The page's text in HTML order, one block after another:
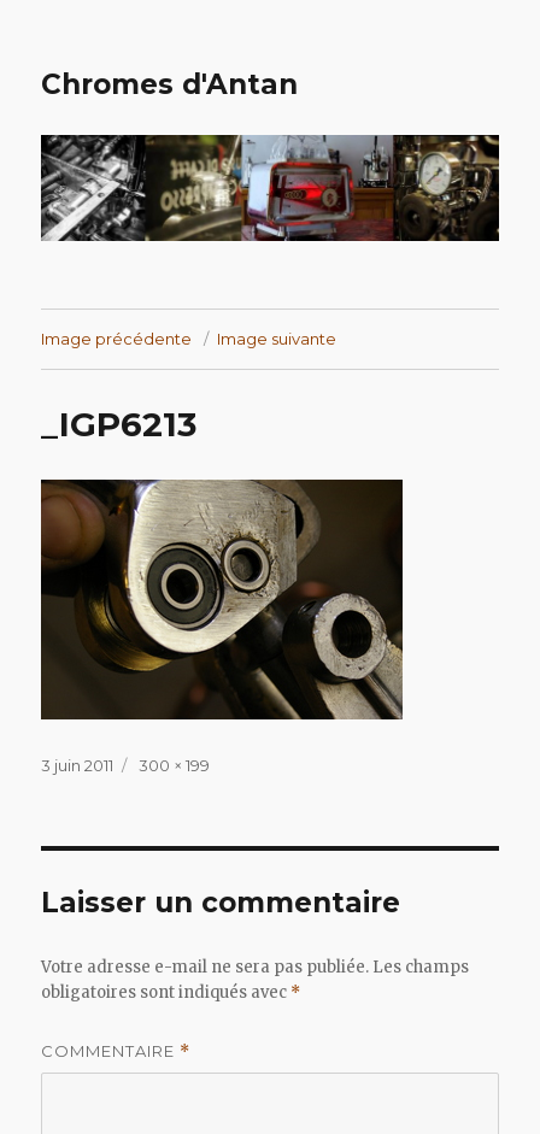
Chromes d'Antan
Image précédente Image suivante
_IGP6213
Publié
3 juin 2011
Taille
300 × 199
Laisser un commentaire
Votre adresse e-mail ne sera pas publiée. Les champs
obligatoires sont indiqués avec *
COMMENTAIRE *